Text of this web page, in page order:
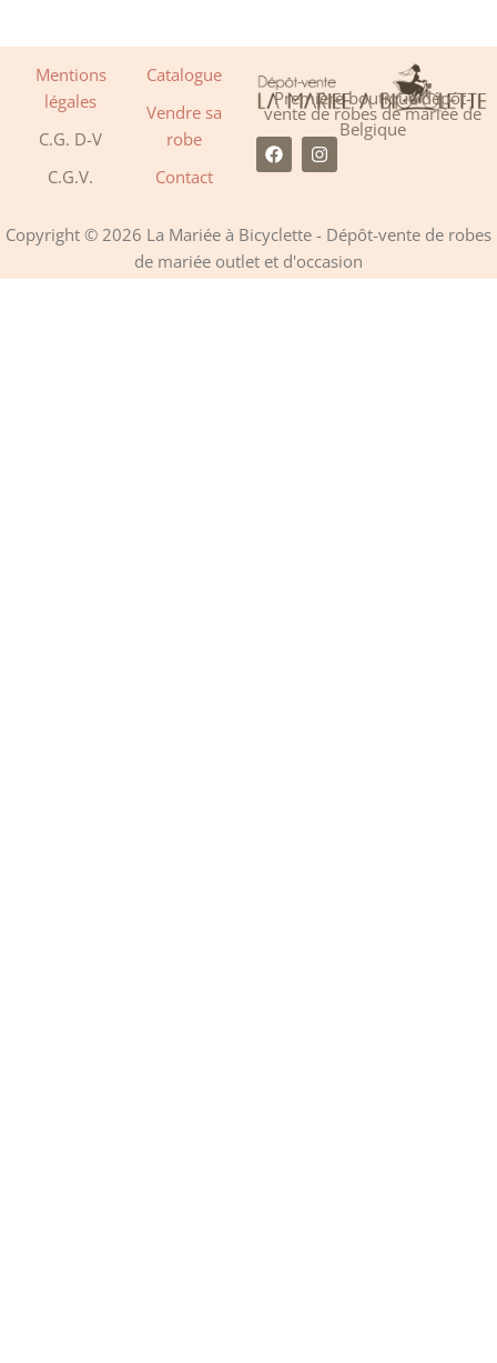
Mentions
légales
C.G. D-V
C.G.V.
Catalogue
Vendre sa
robe
Contact
Première boutique dépôt-
vente de robes de mariée de
Belgique
F
a
c
o
o
k
I
n
s
g
a
m
Copyright © 2026 La Mariée à Bicyclette - Dépôt-vente de robes
de mariée outlet et d'occasion